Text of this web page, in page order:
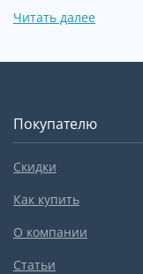
Читать далее
Покупателю
Скидки
Как купить
О компании
Статьи